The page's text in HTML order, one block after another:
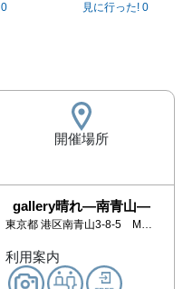
0 見に行った! 0
開催場所
gallery晴れ―南青山―
東京都 港区南青山3-8-5 M385bldg#302
利用案内